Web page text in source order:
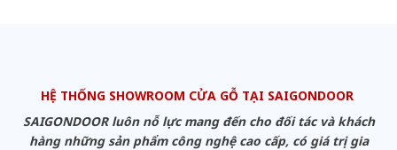
HỆ THỐNG SHOWROOM CỬA GỖ TẠI SAIGONDOOR
SAIGONDOOR luôn nỗ lực mang đến cho đối tác và khách
hàng những sản phẩm công nghệ cao cấp, có giá trị gia